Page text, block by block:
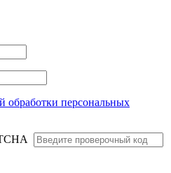
обработки персональных